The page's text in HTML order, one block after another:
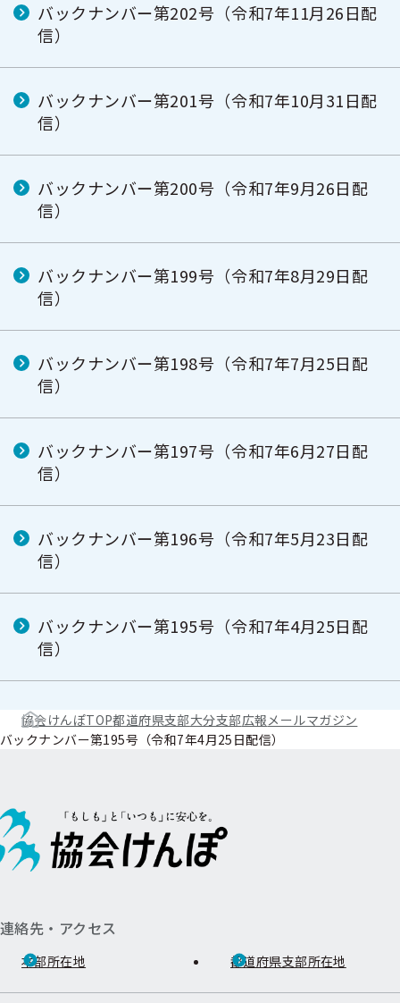
バックナンバー第202号（令和7年11月26日配
信）
バックナンバー第201号（令和7年10月31日配
信）
バックナンバー第200号（令和7年9月26日配
信）
バックナンバー第199号（令和7年8月29日配
信）
バックナンバー第198号（令和7年7月25日配
信）
バックナンバー第197号（令和7年6月27日配
信）
バックナンバー第196号（令和7年5月23日配
信）
バックナンバー第195号（令和7年4月25日配
信）
協会けんぽTOP都道府県支部大分支部広報メールマガジン
バックナンバー第195号（令和7年4月25日配信）
連絡先・アクセス
本部所在地 都道府県支部所在地